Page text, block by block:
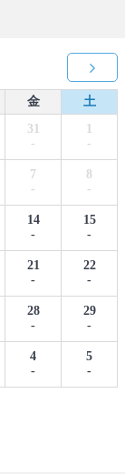
金
土
31
-
1
-
7
-
8
-
14
-
15
-
21
-
22
-
28
-
29
-
4
-
5
-